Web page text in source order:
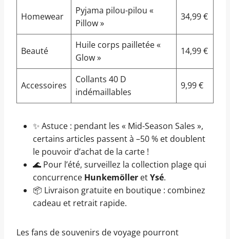
Homewear
Pyjama pilou-pilou «
Pillow »
34,99 €
Beauté
Huile corps pailletée «
Glow »
14,99 €
Accessoires
Collants 40 D
indémaillables
9,99 €
✨ Astuce : pendant les « Mid-Season Sales »,
certains articles passent à –50 % et doublent
le pouvoir d’achat de la carte !
🌊 Pour l’été, surveillez la collection plage qui
concurrence Hunkemöller etYsé.
📦 Livraison gratuite en boutique : combinez
cadeau et retrait rapide.
Les fans de souvenirs de voyage pourront